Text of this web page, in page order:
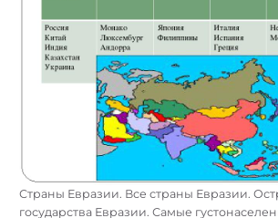
Страны Евразии. Все страны Евразии.
государства Евразии. Самые